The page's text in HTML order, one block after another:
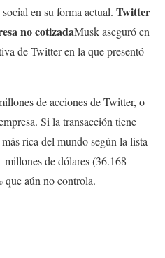
en su forma actual. Twitter
no cotizadaMusk aseguró en
de Twitter en la que presentó
de acciones de Twitter, o
Si la transacción tiene
rica del mundo según la lista
millones de dólares (36.168
que aún no controla.